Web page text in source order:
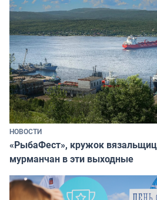
НОВОСТИ
«РыбаФест», кружок
мурманчан в эти выходные